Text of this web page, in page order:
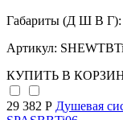
Габариты (Д Ш В Г):
Артикул:
КУПИТЬ В
29 382 Р Душевая